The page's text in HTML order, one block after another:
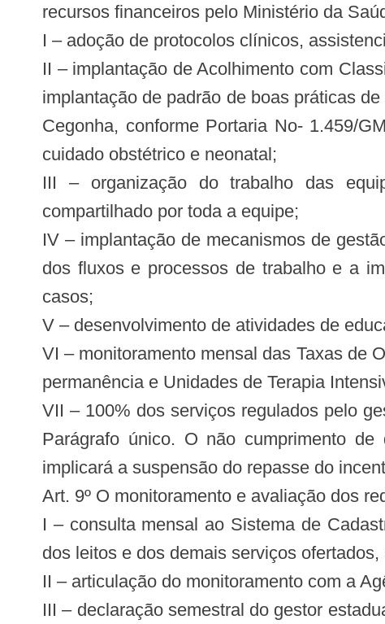
recursos financeiros pelo Ministério da
I – adoção de protocolos clínicos,
II – implantação de Acolhimento com
implantação de padrão de boas práticas
Cegonha, conforme Portaria No- 1.459/
cuidado obstétrico e neonatal;
III – organização do trabalho das
compartilhado por toda a equipe;
IV – implantação de mecanismos de
dos fluxos e processos de trabalho e a
casos;
V – desenvolvimento de atividades de
VI – monitoramento mensal das Taxas de
permanência e Unidades de Terapia
VII – 100% dos serviços regulados pelo
Parágrafo único. O não cumprimento
implicará a suspensão do repasse do
Art. 9º O monitoramento e avaliação dos
I – consulta mensal ao Sistema de
dos leitos e dos demais serviços
II – articulação do monitoramento com a
III – declaração semestral do gestor